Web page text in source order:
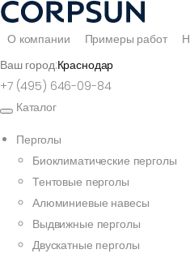
О компании Примеры работ
Ваш город:Краснодар
+7 (495) 646-09-84
Каталог
Перголы
Биоклиматические перголы
Тентовые перголы
Алюминиевые навесы
Выдвижные перголы
Двускатные перголы